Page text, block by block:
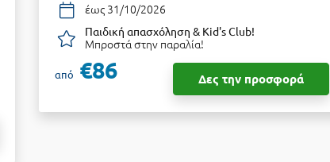
έως 31/10/2026
Παιδική απασχόληση & Kid's Club!
Μπροστά στην παραλία!
από €86 Δες την προσφορά